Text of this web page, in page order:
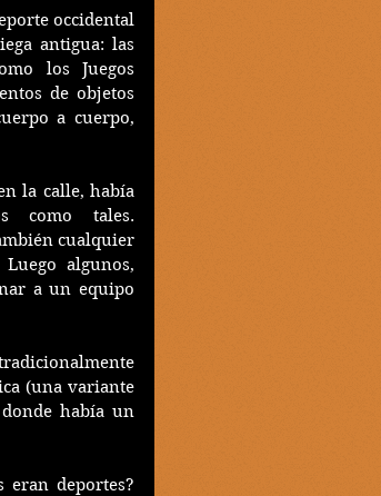
occidental
antigua: las
los Juegos
de objetos
a cuerpo,
la calle, había
como tales.
cualquier
algunos,
a un equipo
(una variante
había un
eran deportes?